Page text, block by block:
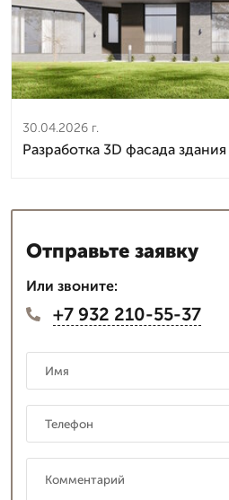
30.04.2026 г.
Разработка 3D фасада здания
Отправьте заявку
Или звоните:
+7 932 210-55-37